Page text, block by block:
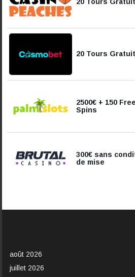
20 Tours
2500€ + 150 Free
Spins
300€ sans
de mise
août 2026
juillet 2026